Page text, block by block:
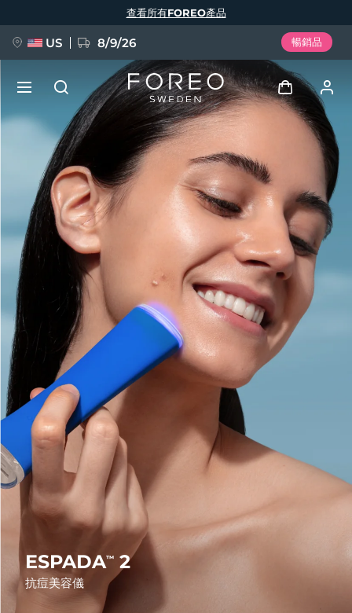
ESPADA™ 2
抗痘美容儀
查看所有FOREO產品
US 8/9/26 暢銷品
登入
用戶信息
我的設備
我的訂單
我的地址
我的訂閱
新品
FAQ™ Pure Beauty-Tech Elixir
BREAKING NEWS
issa™ Teeth Whitening Set
FAQ™ Dual LED Panel
熱門產品
特別優惠
語言
English Deutsch
Español
Français
Português
Polski
Русский
Türkçe
简体中文 繁體中文
發貨國家
美國 預計送達日期
英國 預計送達日期
西班牙 ৮/৮/২৬
澳洲 預計送達日期
德國